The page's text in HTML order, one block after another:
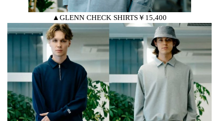
▲GLENN CHECK SHIRTS￥15,400